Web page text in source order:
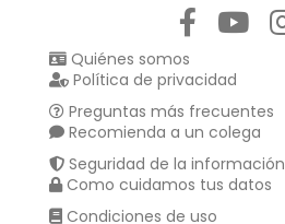
Quiénes somos
Política de privacidad
Preguntas más frecuentes
Recomienda a un colega
Seguridad de la información
Como cuidamos tus datos
Condiciones de uso